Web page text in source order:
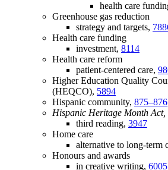
health care
Greenhouse gas reduction
strategy and targets,
Health care funding
investment, 8114
Health care reform
patient-centered care,
Higher Education Quality
(HEQCO), 5894
Hispanic community, 875–876
Hispanic Heritage Month
third reading, 3947
Home care
alternative to long-term
Honours and awards
in creative writing, 6005